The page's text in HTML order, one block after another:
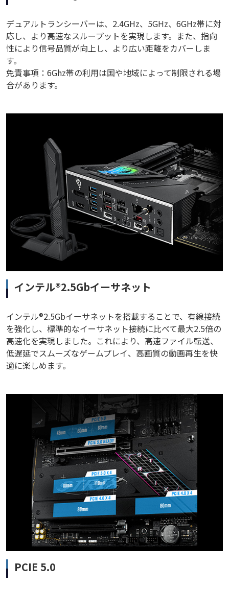
デュアルトランシーバーは、2.4GHz、5GHz、6GHz帯に対
応し、より高速なスループットを実現します。また、指向
性により信号品質が向上し、より広い距離をカバーしま
す。
免責事項：6Ghz帯の利用は国や地域によって制限される場
合があります。
インテル®2.5Gbイーサネット
インテル®2.5Gbイーサネットを搭載することで、有線接続
を強化し、標準的なイーサネット接続に比べて最大2.5倍の
高速化を実現しました。これにより、高速ファイル転送、
低遅延でスムーズなゲームプレイ、高画質の動画再生を快
適に楽しめます。
PCIE 5.0